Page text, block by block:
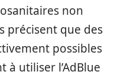
non
précisent que des
possibles
utiliser l’AdBlue